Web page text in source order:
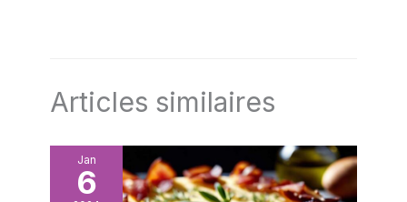
Articles similaires
Jan
6